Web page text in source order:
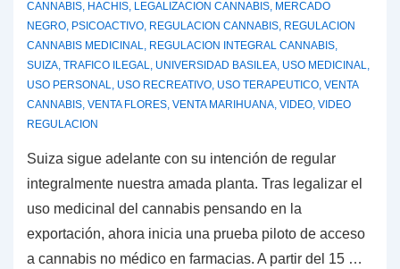
Uruguay
CANNABIS, HACHIS, LEGALIZACION CANNABIS, MERCADO
NEGRO, PSICOACTIVO, REGULACION CANNABIS, REGULACION
CANNABIS MEDICINAL, REGULACION INTEGRAL CANNABIS,
SUIZA, TRAFICO ILEGAL, UNIVERSIDAD BASILEA, USO MEDICINAL,
USO PERSONAL, USO RECREATIVO, USO TERAPEUTICO, VENTA
CANNABIS, VENTA FLORES, VENTA MARIHUANA, VIDEO, VIDEO
REGULACION
Suiza sigue adelante con su intención de regular
integralmente nuestra amada planta. Tras legalizar el
uso medicinal del cannabis pensando en la
exportación, ahora inicia una prueba piloto de acceso
a cannabis no médico en farmacias. A partir del 15 …